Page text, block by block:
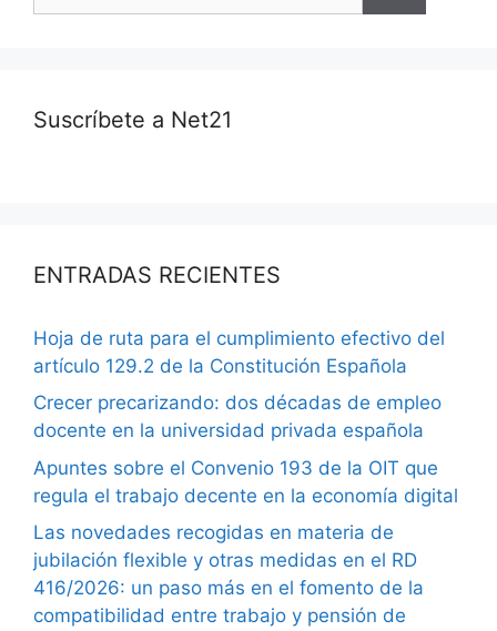
Suscríbete a Net21
ENTRADAS RECIENTES
Hoja de ruta para el cumplimiento efectivo del
artículo 129.2 de la Constitución Española
Crecer precarizando: dos décadas de empleo
docente en la universidad privada española
Apuntes sobre el Convenio 193 de la OIT que
regula el trabajo decente en la economía digital
Las novedades recogidas en materia de
jubilación flexible y otras medidas en el RD
416/2026: un paso más en el fomento de la
compatibilidad entre trabajo y pensión de